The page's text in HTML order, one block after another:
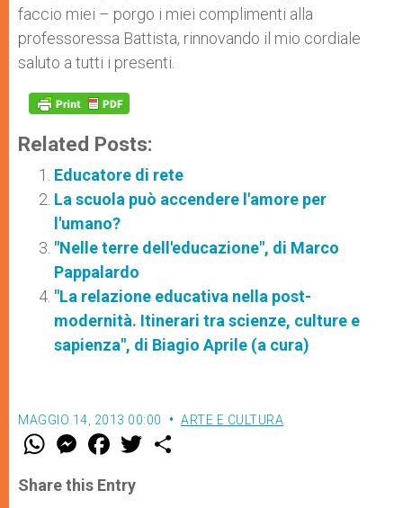
faccio miei – porgo i miei complimenti alla
professoressa Battista, rinnovando il mio cordiale
saluto a tutti i presenti.
Related Posts:
Educatore di rete
La scuola può accendere l'amore per
l'umano?
"Nelle terre dell'educazione", di Marco
Pappalardo
"La relazione educativa nella post-
modernità. Itinerari tra scienze, culture e
sapienza", di Biagio Aprile (a cura)
MAGGIO 14, 2013 00:00 ARTE E CULTURA
W
t
s
M
e
s
e
F
a
e
b
w
Share this Entry